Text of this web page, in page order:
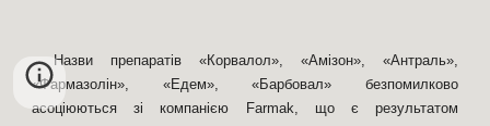
Назви препаратів «Корвалол», «Амізон», «Антраль»,
«Фармазолін», «Едем», «Барбовал» безпомилково
асоціюються зі компанією Farmak, що є результатом